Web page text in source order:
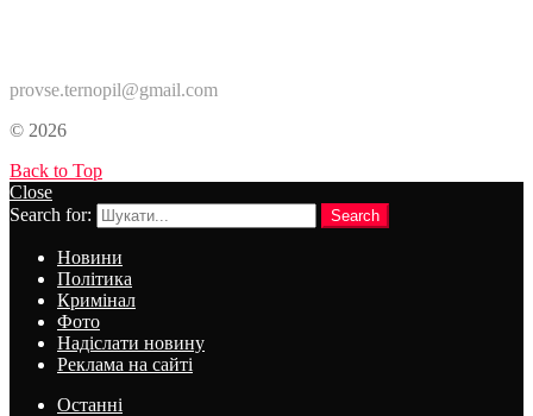
provse.ternopil@gmail.com
© 2026
Back to Top
Close
Search for:
Search
Новини
Політика
Кримінал
Фото
Надіслати новину
Реклама на сайті
Останні